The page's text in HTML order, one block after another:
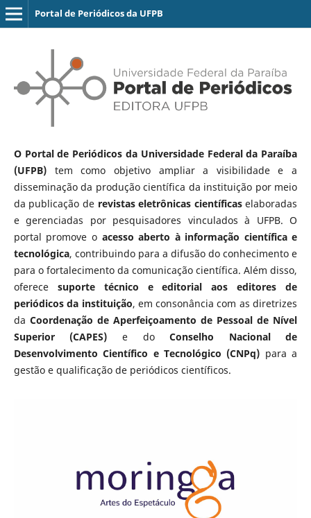
Portal de Periódicos da UFPB
O Portal de Periódicos da Universidade Federal da Paraíba
(UFPB)tem como objetivo ampliar a visibilidade e a
disseminação da produção científica da instituição por meio
da publicação de revistas eletrônicas científicaselaboradas
e gerenciadas por pesquisadores vinculados à UFPB. O
portal promove o acesso aberto à informação científica e
tecnológica, contribuindo para a difusão do conhecimento e
para o fortalecimento da comunicação científica. Além disso,
oferece suporte técnico e editorial aos editores de
periódicos da instituição, em consonância com as diretrizes
da Coordenação de Aperfeiçoamento de Pessoal de Nível
Superior (CAPES) e doConselho Nacional de
Desenvolvimento Científico e Tecnológico (CNPq) para a
gestão e qualificação de periódicos científicos.